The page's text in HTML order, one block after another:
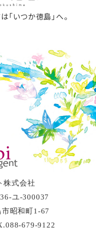
株式会社
ユ-300037
昭和町1-67
679-9122
いつか徳島」へ。